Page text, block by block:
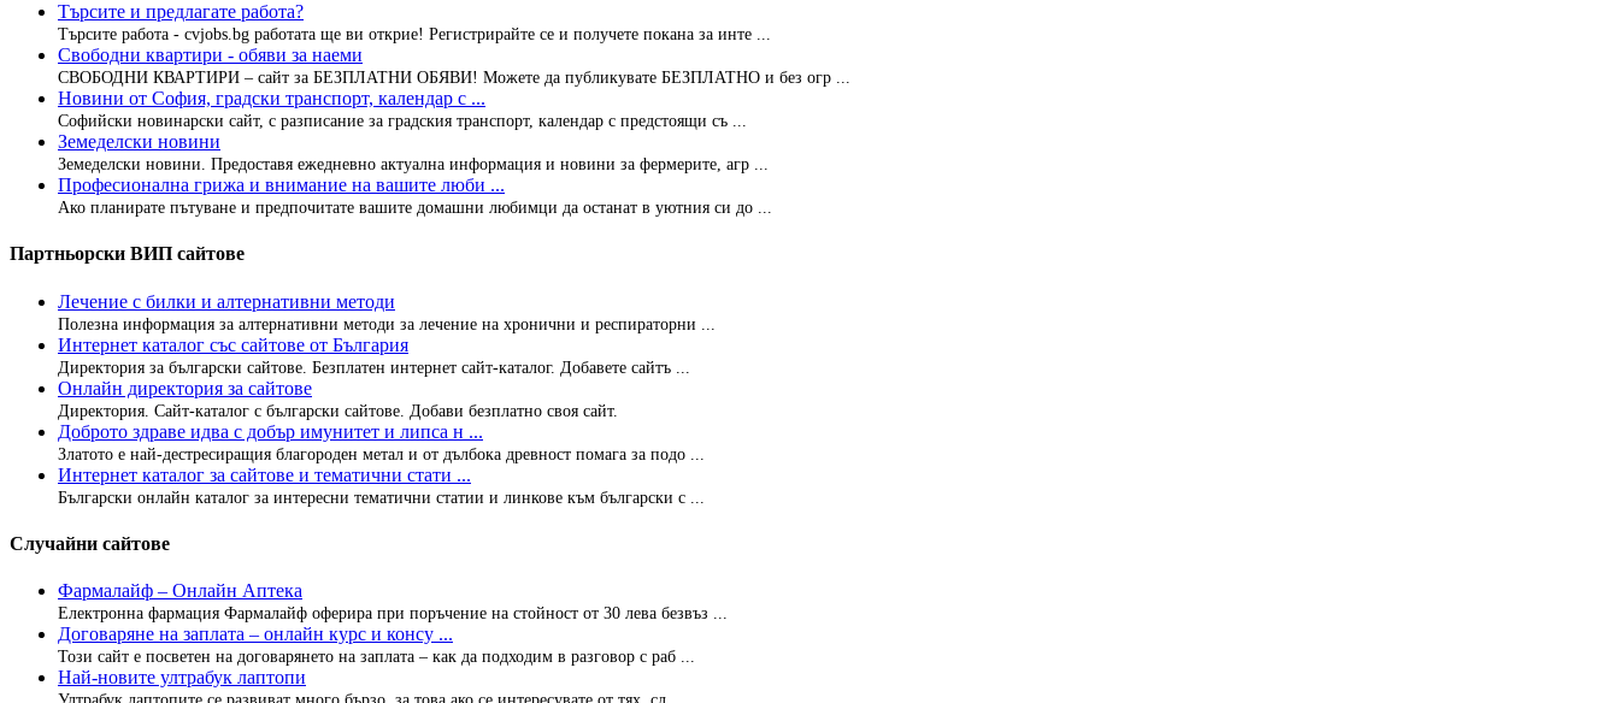
Търсите и предлагате работа?
Търсите работа - cvjobs.bg работата ще ви открие! Регистрирайте се и получете покана за инте ...
Свободни квартири - обяви за наеми
СВОБОДНИ КВАРТИРИ – сайт за БЕЗПЛАТНИ ОБЯВИ! Можете да публикувате БЕЗПЛАТНО и без огр ...
Новини от София, градски транспорт, календар с ...
Софийски новинарски сайт, с разписание за градския транспорт, календар с предстоящи съ ...
Земеделски новини
Земеделски новини. Предоставя ежедневно актуална информация и новини за фермерите, агр ...
Професионална грижа и внимание на вашите люби ...
Ако планирате пътуване и предпочитате вашите домашни любимци да останат в уютния си до ...
Партньорски ВИП сайтове
Лечение с билки и алтернативни методи
Полезна информация за алтернативни методи за лечение на хронични и респираторни ...
Интернет каталог със сайтове от България
Директория за български сайтове. Безплатен интернет сайт-каталог. Добавете сайтъ ...
Онлайн директория за сайтове
Директория. Сайт-каталог с български сайтове. Добави безплатно своя сайт.
Доброто здраве идва с добър имунитет и липса н ...
Златото е най-дестресиращия благороден метал и от дълбока древност помага за подо ...
Интернет каталог за сайтове и тематични стати ...
Български онлайн каталог за интересни тематични статии и линкове към български с ...
Случайни сайтове
Фармалайф – Онлайн Аптека
Електронна фармация Фармалайф оферира при поръчение на стойност от 30 лева безвъз ...
Договаряне на заплата – онлайн курс и консу ...
Този сайт е посветен на договарянето на заплата – как да подходим в разговор с раб ...
Най-новите ултрабук лаптопи